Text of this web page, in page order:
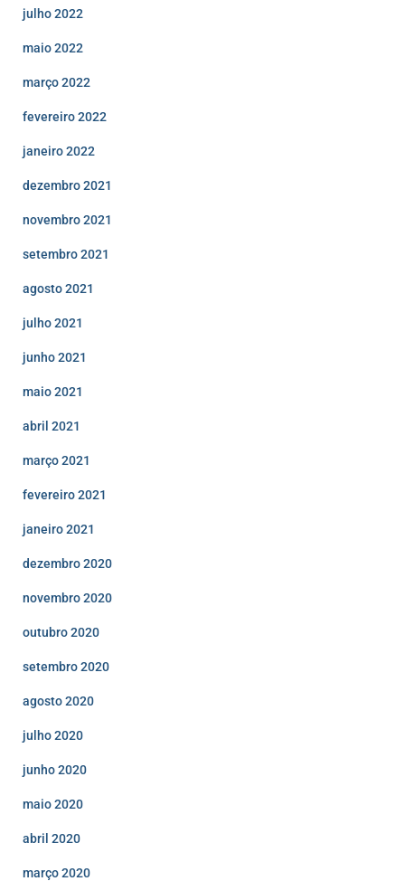
julho 2022
maio 2022
março 2022
fevereiro 2022
janeiro 2022
dezembro 2021
novembro 2021
setembro 2021
agosto 2021
julho 2021
junho 2021
maio 2021
abril 2021
março 2021
fevereiro 2021
janeiro 2021
dezembro 2020
novembro 2020
outubro 2020
setembro 2020
agosto 2020
julho 2020
junho 2020
maio 2020
abril 2020
março 2020